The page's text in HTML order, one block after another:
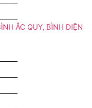
ẮC QUY, BÌNH ĐIỆN